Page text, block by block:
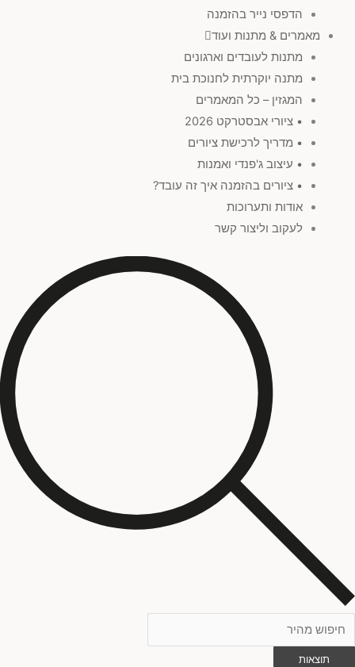
הדפסי נייר בהזמנה
מאמרים & מתנות ועוד
מתנות לעובדים וארגונים
מתנה יוקרתית לחנוכת בית
המגזין – כל המאמרים
• ציורי אבסטרקט 2026
• מדריך לרכישת ציורים
• עיצוב ג'פנדי ואמנות
• ציורים בהזמנה איך זה עובד?
אודות ותערוכות
לעקוב וליצור קשר
תוצאות